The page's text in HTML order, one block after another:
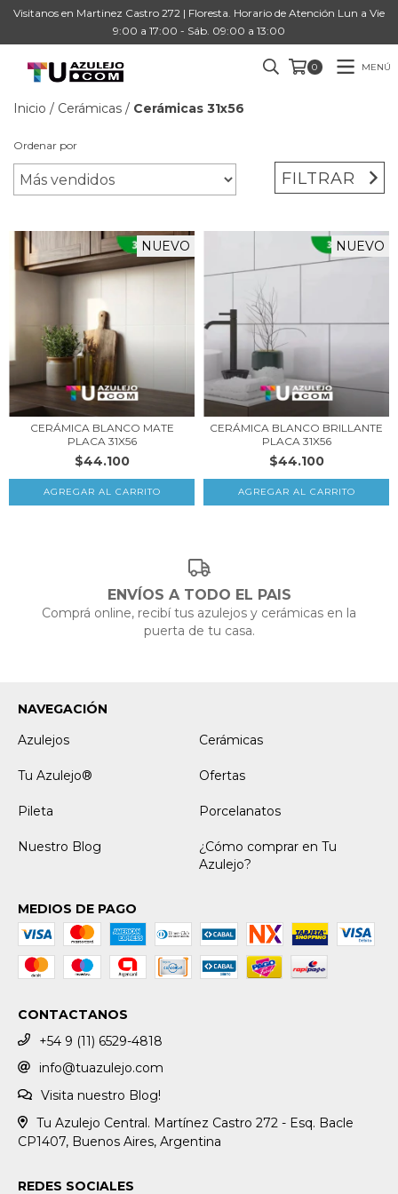
Visitanos en Martinez Castro 272 | Floresta. Horario de Atención Lun a Vie
9:00 a 17:00 - Sáb. 09:00 a 13:00
0 MENÚ
Inicio / Cerámicas / Cerámicas 31x56
Ordenar por
FILTRAR
NUEVO
CERÁMICA BLANCO MATE
PLACA 31X56
$44.100
NUEVO
CERÁMICA BLANCO BRILLANTE
PLACA 31X56
$44.100
ENVÍOS A TODO EL PAIS
Comprá online, recibí tus azulejos y cerámicas en la
puerta de tu casa.
NAVEGACIÓN
Azulejos
Cerámicas
Tu Azulejo® Ofertas
Pileta Porcelanatos
Nuestro Blog
¿Cómo comprar en Tu
Azulejo?
MEDIOS DE PAGO
CONTACTANOS
+54 9 (11) 6529-4818
info@tuazulejo.com
Visita nuestro Blog!
Tu Azulejo Central. Martínez Castro 272 - Esq. Bacle
CP1407, Buenos Aires, Argentina
REDES SOCIALES